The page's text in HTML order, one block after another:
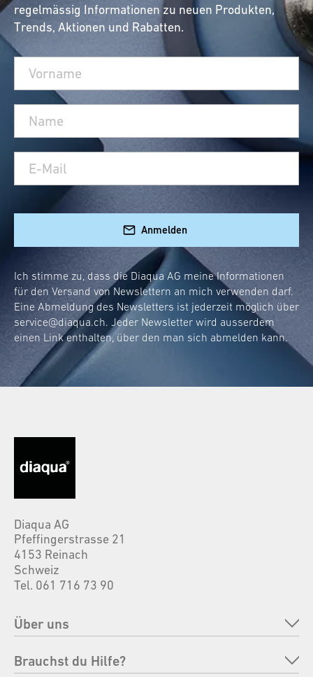
regelmässig Informationen zu neuen Produkten,
Trends, Aktionen und Rabatten.
Anmelden
Ich stimme zu, dass die Diaqua AG meine Informationen
für den Versand von Newslettern an mich verwenden darf.
Eine Abmeldung des Newsletters ist jederzeit möglich über
service@diaqua.ch. Jeder Newsletter wird ausserdem
einen Link enthalten, über den man sich abmelden kann.
Diaqua AG
Pfeffingerstrasse 21
4153 Reinach
Schweiz
Tel. 061 716 73 90
Über uns
Unternehmen
Brauchst du Hilfe?